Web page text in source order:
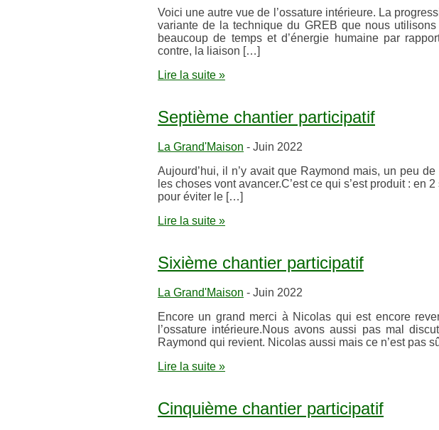
Voici une autre vue de l’ossature intérieure. La
variante de la technique du GREB que nous
beaucoup de temps et d’énergie humaine par
contre, la liaison […]
Lire la suite »
Septième chantier participatif
La Grand'Maison - Juin 2022
Aujourd’hui, il n’y avait que Raymond mais, un peu
les choses vont avancer.C’est ce qui s’est produit :
pour éviter le […]
Lire la suite »
Sixième chantier participatif
La Grand'Maison - Juin 2022
Encore un grand merci à Nicolas qui est encore
l’ossature intérieure.Nous avons aussi pas mal
Raymond qui revient. Nicolas aussi mais ce n’est pas
Lire la suite »
Cinquième chantier participatif